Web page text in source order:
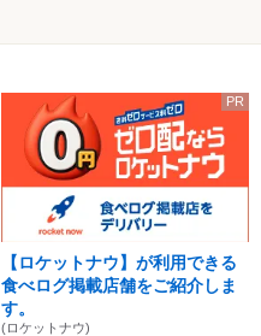
PR
【ロケットナウ】が利用できる
食べログ掲載店舗をご紹介しま
す。
(ロケットナウ)